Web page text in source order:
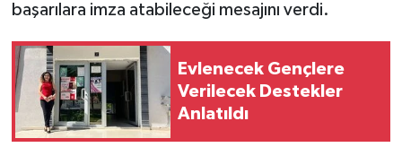
başarılara imza atabileceği mesajını verdi.
Evlenecek Gençlere
Verilecek Destekler
Anlatıldı